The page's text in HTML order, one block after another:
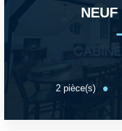
NEUF
2 pièce(s)